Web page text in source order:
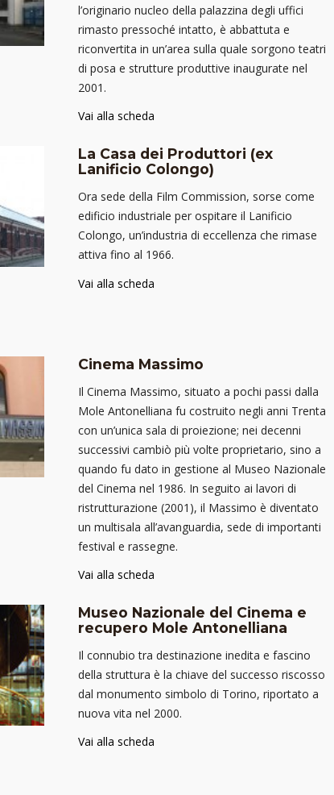
l’originario nucleo della palazzina degli uffici
rimasto pressoché intatto, è abbattuta e
riconvertita in un’area sulla quale sorgono teatri
di posa e strutture produttive inaugurate nel
2001.
Vai alla scheda
La Casa dei Produttori (ex
Lanificio Colongo)
Ora sede della Film Commission, sorse come
edificio industriale per ospitare il Lanificio
Colongo, un’industria di eccellenza che rimase
attiva fino al 1966.
Vai alla scheda
Cinema Massimo
Il Cinema Massimo, situato a pochi passi dalla
Mole Antonelliana fu costruito negli anni Trenta
con un’unica sala di proiezione; nei decenni
successivi cambiò più volte proprietario, sino a
quando fu dato in gestione al Museo Nazionale
del Cinema nel 1986. In seguito ai lavori di
ristrutturazione (2001), il Massimo è diventato
un multisala all’avanguardia, sede di importanti
festival e rassegne.
Vai alla scheda
Museo Nazionale del Cinema e
recupero Mole Antonelliana
Il connubio tra destinazione inedita e fascino
della struttura è la chiave del successo riscosso
dal monumento simbolo di Torino, riportato a
nuova vita nel 2000.
Vai alla scheda